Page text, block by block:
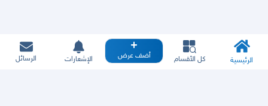
الرئيسية كل الأقسام أضف عرض الإشعارات الرسائل